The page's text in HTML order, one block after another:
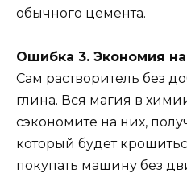
обычного цемента.
Ошибка 3. Экономия
Сам растворитель без
глина. Вся магия в
сэкономите на них,
который будет
покупать машину без